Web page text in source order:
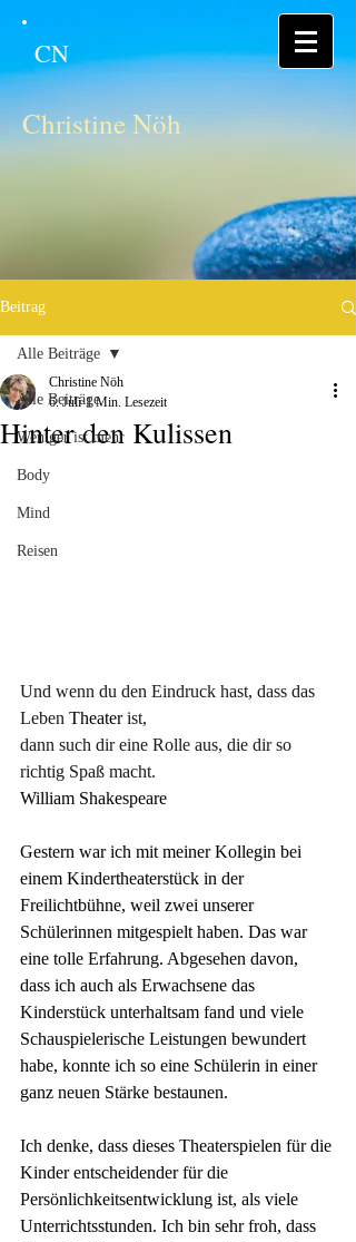
CN
Christine Nöh
Beitrag
Alle Beiträge
Weniger ist mehr
Body
Mind
Reisen
Alle Beiträge
Hinter den Kulissen
Christine Nöh
6. Juli 1 Min. Lesezeit
Und wenn du den Eindruck hast, dass das
Leben Theater ist,
dann such dir eine Rolle aus, die dir so
richtig Spaß macht.
William Shakespeare
Gestern war ich mit meiner Kollegin bei
einem Kindertheaterstück in der
Freilichtbühne, weil zwei unserer
Schülerinnen mitgespielt haben. Das war
eine tolle Erfahrung. Abgesehen davon,
dass ich auch als Erwachsene das
Kinderstück unterhaltsam fand und viele
Schauspielerische Leistungen bewundert
habe, konnte ich so eine Schülerin in einer
ganz neuen Stärke bestaunen.
Ich denke, dass dieses Theaterspielen für die
Kinder entscheidender für die
Persönlichkeitsentwicklung ist, als viele
Unterrichtsstunden. Ich bin sehr froh, dass